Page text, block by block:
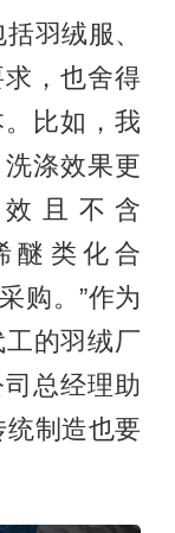
羽绒服、
，也舍得
比如，我
涤效果更
且不含
醚类化合
购。”作为
的羽绒厂
总经理助
统制造也要